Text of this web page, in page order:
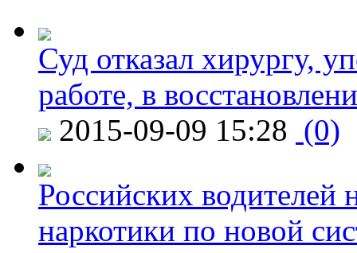
Суд отказал хирургу,
работе, в
2015-09-09 15:28 (0)
Российских водителей
наркотики по новой